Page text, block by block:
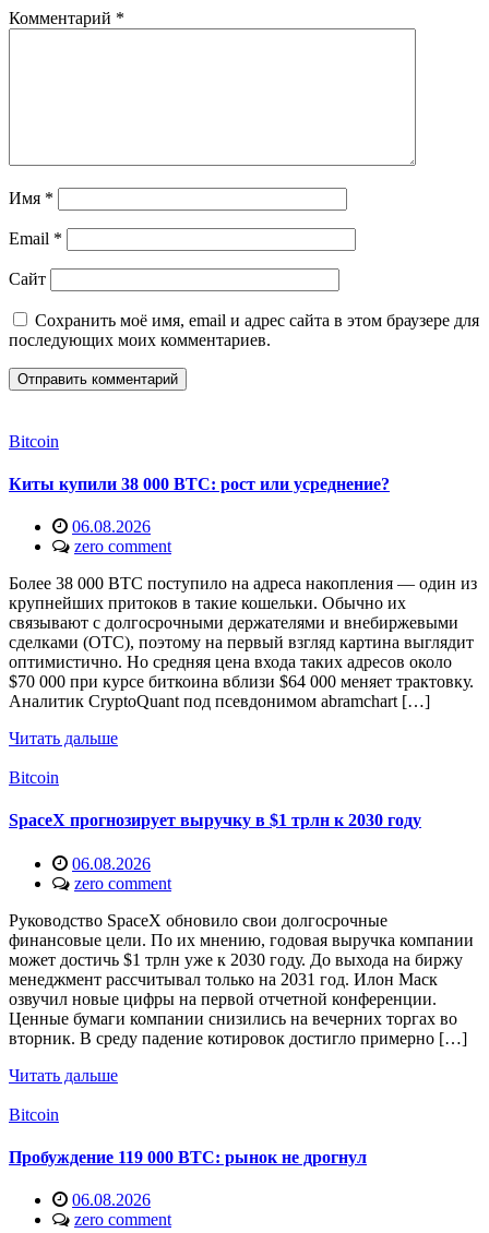
Комментарий *
Имя *
Email *
Сайт
Сохранить моё имя, email и адрес сайта в этом браузере для
последующих моих комментариев.
Bitcoin
Киты купили 38 000 BTC: рост или усреднение?
06.08.2026
zero comment
Более 38 000 BTC поступило на адреса накопления — один из
крупнейших притоков в такие кошельки. Обычно их
связывают с долгосрочными держателями и внебиржевыми
сделками (OTC), поэтому на первый взгляд картина выглядит
оптимистично. Но средняя цена входа таких адресов около
$70 000 при курсе биткоина вблизи $64 000 меняет трактовку.
Аналитик CryptoQuant под псевдонимом abramchart […]
Читать дальше
Bitcoin
SpaceX прогнозирует выручку в $1 трлн к 2030 году
06.08.2026
zero comment
Руководство SpaceX обновило свои долгосрочные
финансовые цели. По их мнению, годовая выручка компании
может достичь $1 трлн уже к 2030 году. До выхода на биржу
менеджмент рассчитывал только на 2031 год. Илон Маск
озвучил новые цифры на первой отчетной конференции.
Ценные бумаги компании снизились на вечерних торгах во
вторник. В среду падение котировок достигло примерно […]
Читать дальше
Bitcoin
Пробуждение 119 000 BTC: рынок не дрогнул
06.08.2026
zero comment